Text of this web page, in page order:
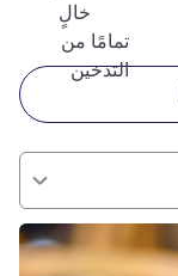
خالٍ
تمامًا من
التدخين